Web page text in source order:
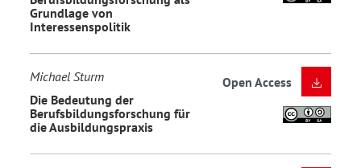
Grundlage von
Interessenspolitik
Michael Sturm
Die Bedeutung der
Berufsbildungsforschung für
die Ausbildungspraxis
Open Access